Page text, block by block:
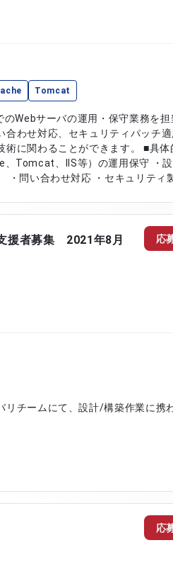
Tomcat
Webサーバの運用・保守業務を担
合わせ対応、セキュリティパッチ
ることができます。 ■具体的な業
、Tomcat、IIS等）の運用保守 ・
・問い合わせ対応 ・セキュリティ
援者募集 2021年8月
リチームにて、設計/構築作業に携
応
応